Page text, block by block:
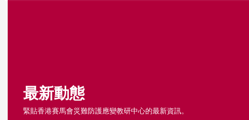
最新動態
緊貼香港賽馬會災難防護應變教研中心的最新資訊。